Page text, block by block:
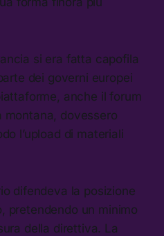
si era fatta capofila
dei governi europei
anche il forum
montana, dovessero
l’upload di materiali
difendeva la posizione
pretendendo un minimo
della direttiva. La